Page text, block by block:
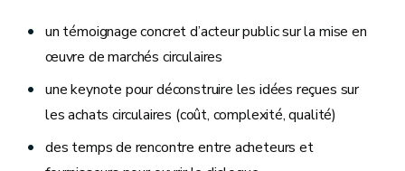
un témoignage concret d’acteur public sur la mise en
œuvre de marchés circulaires
une keynote pour déconstruire les idées reçues sur
les achats circulaires (coût, complexité, qualité)
des temps de rencontre entre acheteurs et